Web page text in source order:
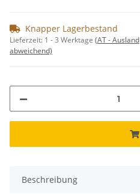
Knapper Lagerbestand
Lieferzeit: 1 - 3 Werktage (AT - Ausland
abweichend)
Beschreibung